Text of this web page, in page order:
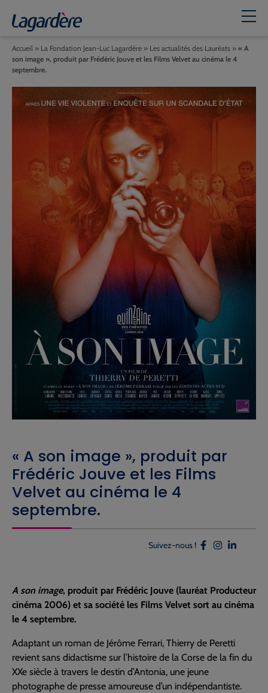
« A son image », produit par
Frédéric Jouve et les Films
Velvet au cinéma le 4
septembre.
Accueil » La Fondation Jean-Luc Lagardère » Les actualités des Lauréats » « A
son image », produit par Frédéric Jouve et les Films Velvet au cinéma le 4
septembre.
Suivez-nous !
A son image, produit par Frédéric Jouve (lauréat Producteur
cinéma 2006) et sa société les Films Velvet sort au cinéma
le 4 septembre.
Adaptant un roman de Jérôme Ferrari, Thierry de Peretti
revient sans didactisme sur l’histoire de la Corse de la fin du
XXe siècle à travers le destin d’Antonia, une jeune
photographe de presse amoureuse d’un indépendantiste.